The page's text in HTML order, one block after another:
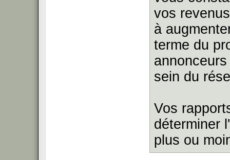
vos
à
terme du
sein du
Vos
déterminer
plus ou